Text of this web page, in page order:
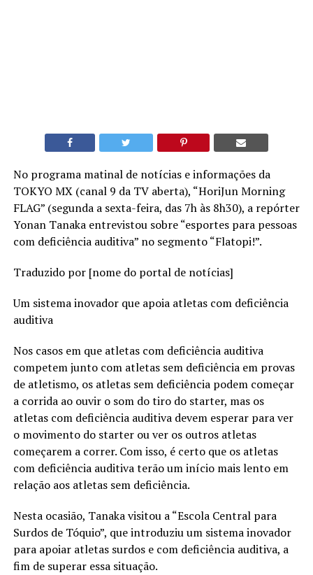
No programa matinal de notícias e informações da
TOKYO MX (canal 9 da TV aberta), “HoriJun Morning
FLAG” (segunda a sexta-feira, das 7h às 8h30), a repórter
Yonan Tanaka entrevistou sobre “esportes para pessoas
com deficiência auditiva” no segmento “Flatopi!”.
Traduzido por [nome do portal de notícias]
Um sistema inovador que apoia atletas com deficiência
auditiva
Nos casos em que atletas com deficiência auditiva
competem junto com atletas sem deficiência em provas
de atletismo, os atletas sem deficiência podem começar
a corrida ao ouvir o som do tiro do starter, mas os
atletas com deficiência auditiva devem esperar para ver
o movimento do starter ou ver os outros atletas
começarem a correr. Com isso, é certo que os atletas
com deficiência auditiva terão um início mais lento em
relação aos atletas sem deficiência.
Nesta ocasião, Tanaka visitou a “Escola Central para
Surdos de Tóquio”, que introduziu um sistema inovador
para apoiar atletas surdos e com deficiência auditiva, a
fim de superar essa situação.